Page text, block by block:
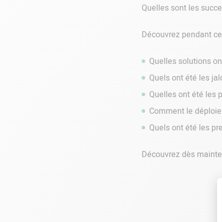
Quelles sont les
Découvrez pendant
Quelles solutions
Quels ont été les
Quelles ont été les
Comment le
Quels ont été les
Découvrez dès